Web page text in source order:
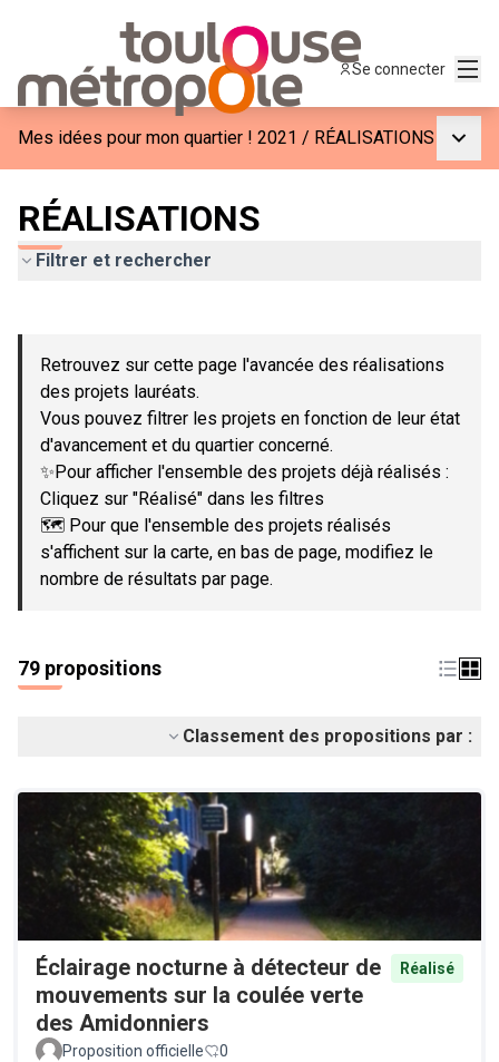
Se connecter
Mes idées pour mon quartier ! 2021 / RÉALISATIONS
RÉALISATIONS
Filtrer et rechercher
−
Retrouvez sur cette page l'avancée des réalisations
des projets lauréats.
Vous pouvez filtrer les projets en fonction de leur état
d'avancement et du quartier concerné.
✨Pour afficher l'ensemble des projets déjà réalisés :
Cliquez sur "Réalisé" dans les filtres
🗺️ Pour que l'ensemble des projets réalisés
s'affichent sur la carte, en bas de page, modifiez le
nombre de résultats par page.
79 propositions
Classement des propositions par :
Éclairage nocturne à détecteur de
mouvements sur la coulée verte
des Amidonniers
Réalisé
Proposition officielle 0